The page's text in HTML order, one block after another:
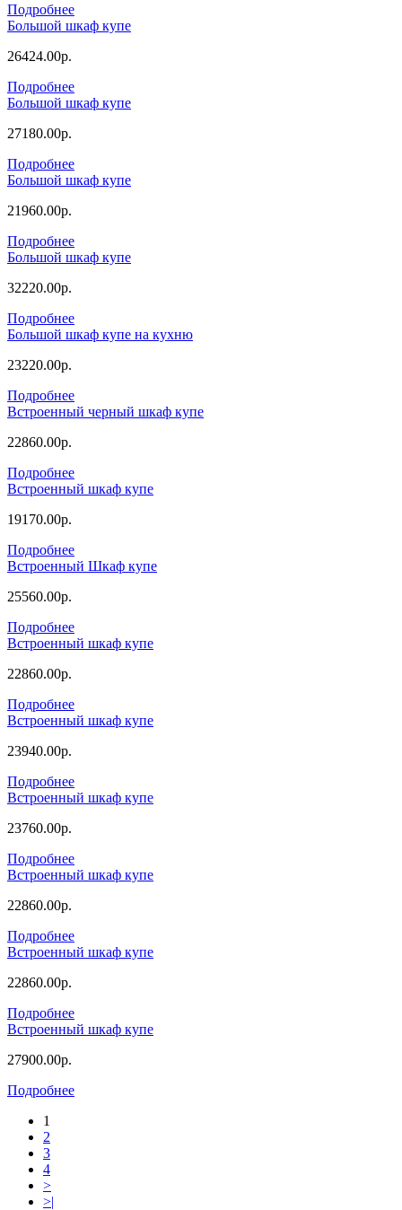
Подробнее
Большой шкаф купе
26424.00р.
Подробнее
Большой шкаф купе
27180.00р.
Подробнее
Большой шкаф купе
21960.00р.
Подробнее
Большой шкаф купе
32220.00р.
Подробнее
Большой шкаф купе на кухню
23220.00р.
Подробнее
Встроенный черный шкаф купе
22860.00р.
Подробнее
Встроенный шкаф купе
19170.00р.
Подробнее
Встроенный Шкаф купе
25560.00р.
Подробнее
Встроенный шкаф купе
22860.00р.
Подробнее
Встроенный шкаф купе
23940.00р.
Подробнее
Встроенный шкаф купе
23760.00р.
Подробнее
Встроенный шкаф купе
22860.00р.
Подробнее
Встроенный шкаф купе
22860.00р.
Подробнее
Встроенный шкаф купе
27900.00р.
Подробнее
1
2
3
4
>
>|